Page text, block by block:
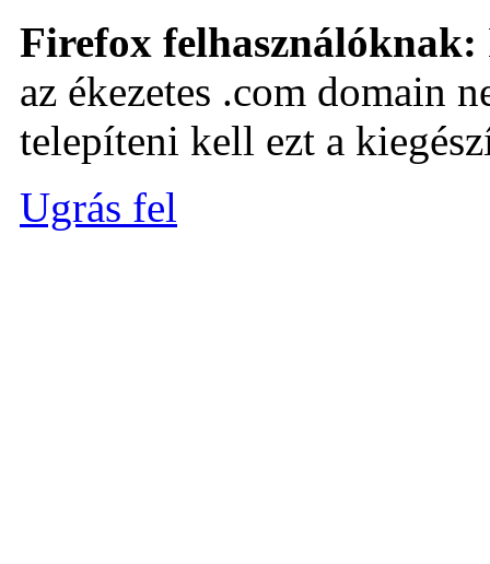
Firefox felhasználóknak:
az ékezetes .com domain
telepíteni kell ezt a
Ugrás fel